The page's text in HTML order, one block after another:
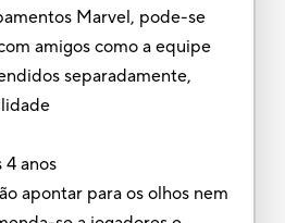
Marvel, pode-se
amigos como a equipe
separadamente,
4 anos
apontar para os olhos nem